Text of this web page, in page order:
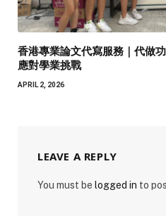
香港專業論文代寫服務｜代做
應對學業挑戰
APRIL 2, 2026
LEAVE A REPLY
You must be logged in to